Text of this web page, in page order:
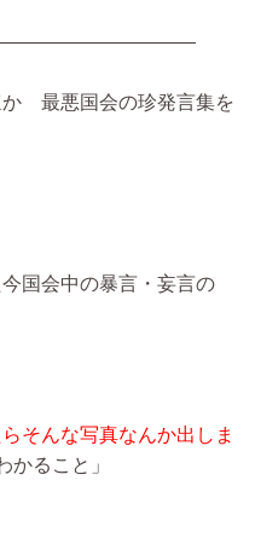
最悪国会の珍発言集を
国会中の暴言・妄言の
そんな写真なんか出しま
ること」